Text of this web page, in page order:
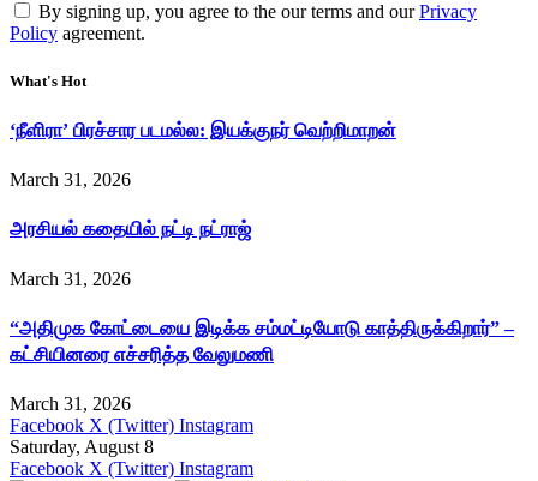
By signing up, you agree to the our terms and ourPrivacy
Policy agreement.
What's Hot
‘நீளிரா’ பிரச்சார படமல்ல: இயக்குநர் வெற்றிமாறன்
March 31, 2026
அரசியல் கதையில் நட்டி நட்ராஜ்
March 31, 2026
“அதிமுக கோட்டையை இடிக்க சம்மட்டியோடு காத்திருக்கிறார்” –
கட்சியினரை எச்சரித்த வேலுமணி
March 31, 2026
Facebook X (Twitter) Instagram
Saturday, August 8
Facebook X (Twitter) Instagram